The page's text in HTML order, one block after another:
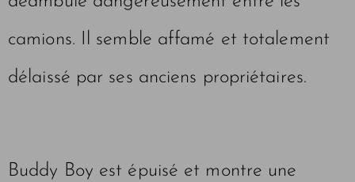
camions. Il semble affamé et totalement
délaissé par ses anciens propriétaires.
Buddy Boy est épuisé et montre une